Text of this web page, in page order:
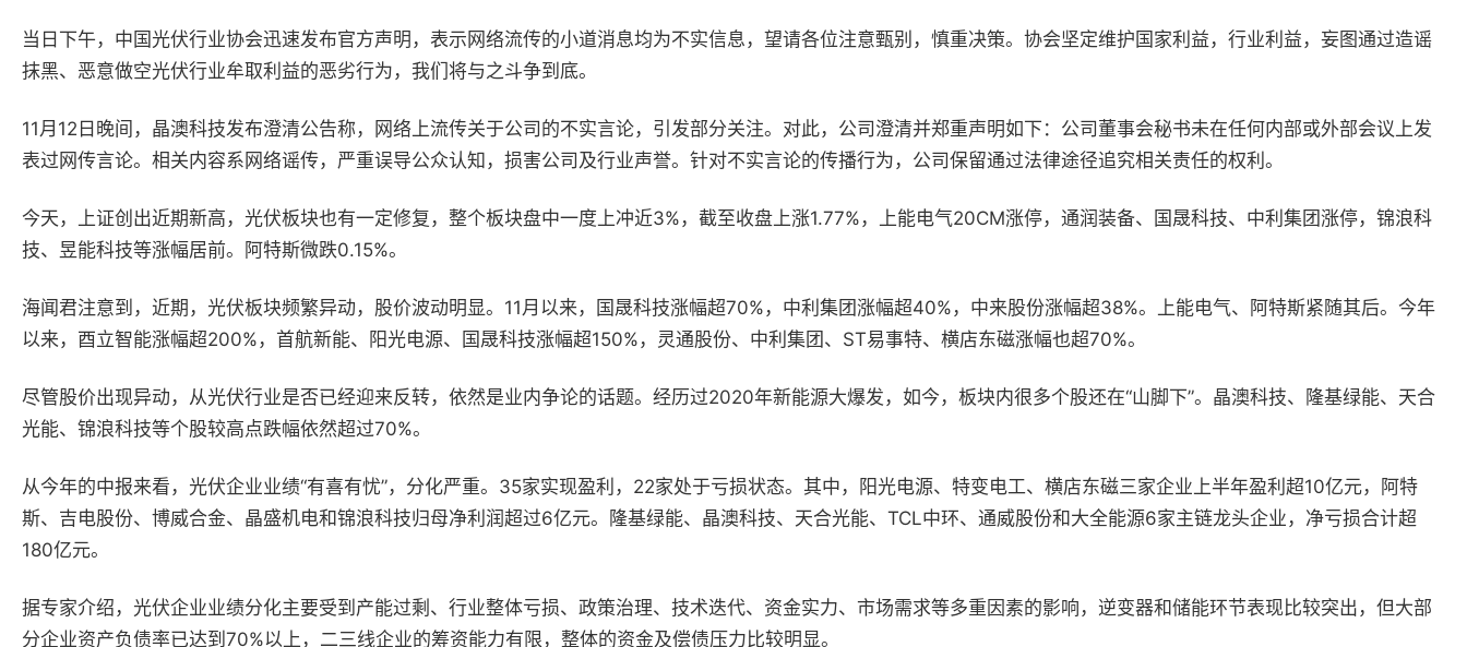
当日下午，中国光伏行业协会迅速发布官方声明，表示网络流传的小道消息均为不实信息，望请各位注意甄别，慎重决策。协会坚定维护国家利益，行业利益，妄图通过造谣
抹黑、恶意做空光伏行业牟取利益的恶劣行为，我们将与之斗争到底。
11月 12 日晚间，晶澳科技发布澄清公告称，网络上流传关于公司的不实言论，引发部分关注。对此，公司澄清并郑重声明如下：公司董事会秘书未在任何内部或外部会议上发
表过网传言论。相关内容系网络谣传，严重误导公众认知，损害公司及行业声誉。针对不实言论的传播行为，公司保留通过法律途径追究相关责任的权利。
今天，上证创出近期新高，光伏板块也有一定修复，整个板块盘中一度上冲近3% ，截至收盘上涨1.77% ，上能电气20CM涨停，通润装备、国晟科技、中利集团涨停，锦浪科
技、昱能科技等涨幅居前。阿特斯微跌0.15%。
海闻君注意到，近期，光伏板块频繁异动，股价波动明显。 11月以来，国晟科技涨幅超70% ，中利集团涨幅超40% ，中来股份涨幅超38%。上能电气、阿特斯紧随其后。今年
以来，酉立智能涨幅超200% ，首航新能、阳光电源、国晟科技涨幅超150% ，灵通股份、中利集团、 ST易事特、横店东磁涨幅也超70%。
尽管股价出现异动，从光伏行业是否已经迎来反转，依然是业内争论的话题。经历过2020年新能源大爆发，如今，板块内很多个股还在“山脚下”。晶澳科技、隆基绿能、天合
光能、锦浪科技等个股较高点跌幅依然超过70%。
从今年的中报来看， 光伏企业业绩“有喜有忧”，分化严重。 35家实现盈利， 22家处于亏损状态。其中，阳光电源、特变电工、横店东磁三家企业上半年盈利超10亿元，阿特
斯、吉电股份、博威合金、晶盛机电和锦浪科技归母净利润超过6亿元。隆基绿能、晶澳科技、天合光能、 TCL中环、通威股份和大全能源6家主链龙头企业，净亏损合计超
180亿元。
据专家介绍， 光伏企业业绩分化主要受到产能过剩、行业整体亏损、政策治理、技术迭代、资金实力、市场需求等多重因素的影响，逆变器和储能环节表现比较突出，但大部
分企业资产负债率已达到 70%以上，二三线企业的筹资能力有限，整体的资金及偿债压力比较明显。